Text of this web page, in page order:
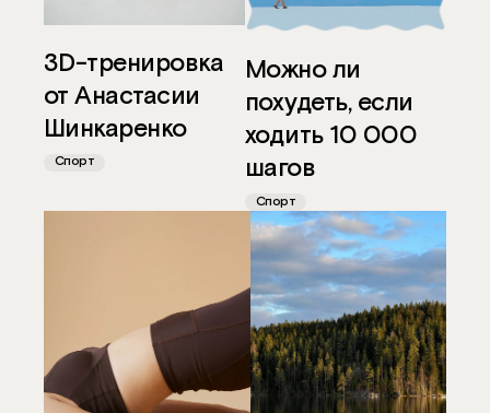
3D-тренировка
от Анастасии
Шинкаренко
Спорт
Можно ли
похудеть, если
ходить 10 000
шагов
Спорт